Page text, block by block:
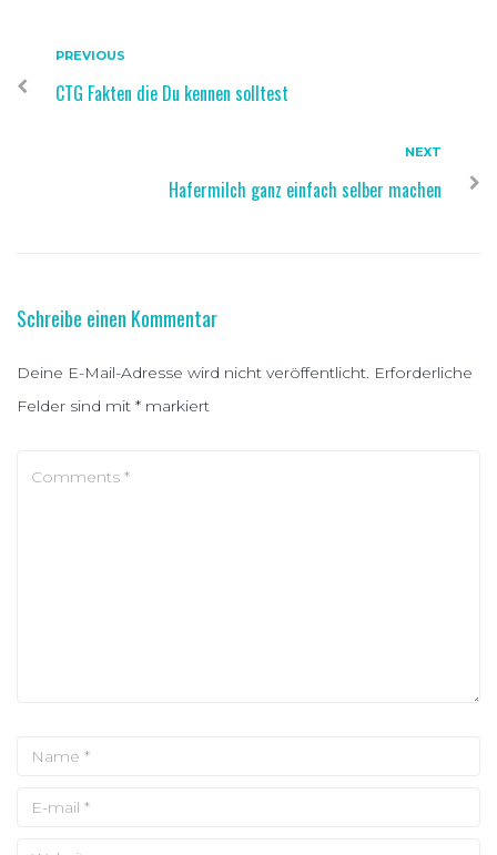
Beitragsnavigation
Previous
PREVIOUS
CTG Fakten die Du kennen solltest
NEXT
Hafermilch ganz einfach selber machen
Schreibe einen Kommentar
Deine E-Mail-Adresse wird nicht veröffentlicht. Erforderliche
Felder sind mit * markiert